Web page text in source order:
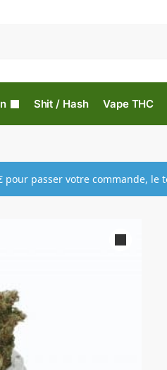
Shit / Hash Vape THC
pour passer votre commande, le